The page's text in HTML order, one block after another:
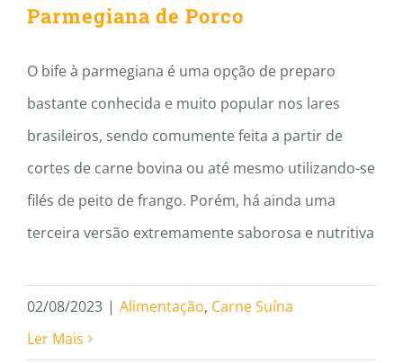
Parmegiana de Porco
O bife à parmegiana é uma opção de preparo
bastante conhecida e muito popular nos lares
brasileiros, sendo comumente feita a partir de
cortes de carne bovina ou até mesmo utilizando-se
filés de peito de frango. Porém, há ainda uma
terceira versão extremamente saborosa e nutritiva
02/08/2023 | Alimentação, Carne Suína
Ler Mais